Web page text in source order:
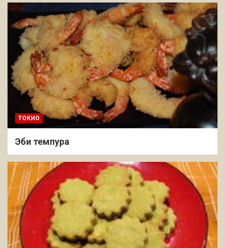
ТОКИО
Эби темпура